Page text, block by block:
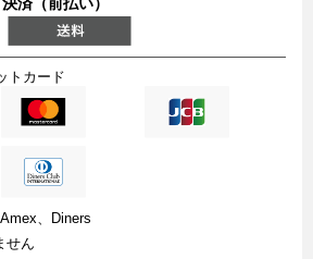
トカード
、Diners
せん